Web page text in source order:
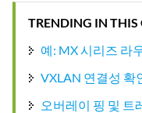
TRENDING IN THIS
예: MX 시리즈 라
VXLAN 연결성 확
오버레이 핑 및 트